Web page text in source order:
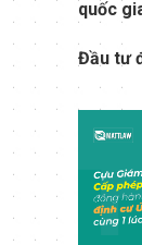
quốc
Đầu tư